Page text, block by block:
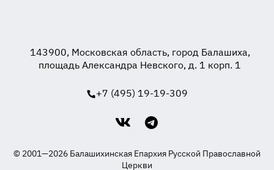
143900, Московская область, город Балашиха,
площадь Александра Невского, д. 1 корп. 1
+7 (495) 19-19-309
© 2001—2026 Балашихинская Епархия Русской Православной
Церкви